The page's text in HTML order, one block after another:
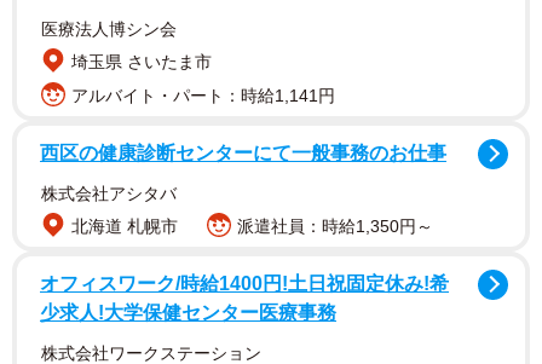
を大きく受けていた企業に対して、人気回復の兆しが伺え
たといいます。
モンスター株式会社が2022年5月に聞いた「この企業に勤
める人と結婚したいランキング」で、今回が12回目の調査
となります。
医療法人博シン会
埼玉県 さいたま市
アルバイト・パート：時給1,141円
西区の健康診断センターにて一般事務のお仕事
株式会社アシタバ
北海道 札幌市
派遣社員：時給1,350円～
オフィスワーク/時給1400円!土日祝固定休み!希
少求人!大学保健センター医療事務
株式会社ワークステーション